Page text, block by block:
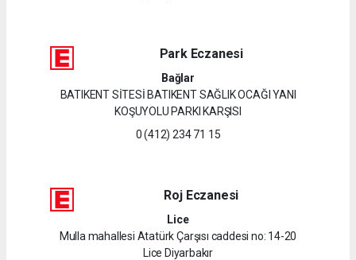
Park Eczanesi
Bağlar
BATIKENT SİTESİ BATIKENT SAĞLIK OCAĞI YANI
KOŞUYOLU PARKI KARŞISI
0 (412) 234 71 15
Roj Eczanesi
Lice
Mulla mahallesi Atatürk Çarşısı caddesi no: 14-20
Lice Diyarbakır